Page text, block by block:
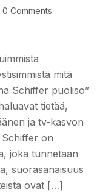
0 Comments
mitä
Schiffer puoliso”
tietää,
ja tv-kasvon
on
joka tunnetaan
suorasanaisuus
ovat […]